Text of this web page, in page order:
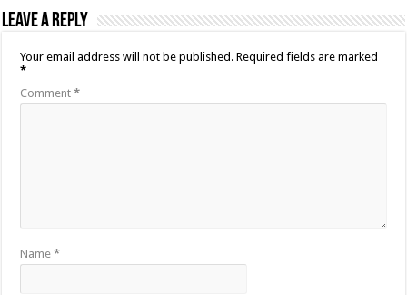
Leave a Reply
Your email address will not be published. Required fields are marked
*
Comment*
Name*